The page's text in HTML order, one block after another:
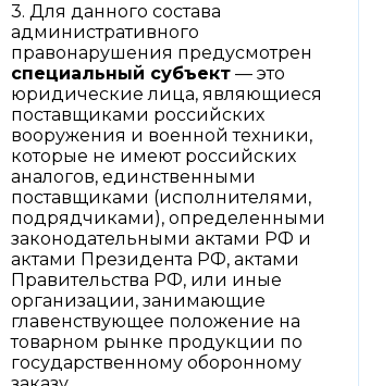
3. Для данного состава
административного
правонарушения предусмотрен
специальный субъект — это
юридические лица, являющиеся
поставщиками российских
вооружения и военной техники,
которые не имеют российских
аналогов, единственными
поставщиками (исполнителями,
подрядчиками), определенными
законодательными актами РФ и
актами Президента РФ, актами
Правительства РФ, или иные
организации, занимающие
главенствующее положение на
товарном рынке продукции по
государственному оборонному